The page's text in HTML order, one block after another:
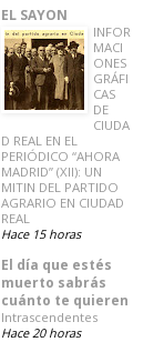
EL SAYON
INFOR
MACI
ONES
GRÁFI
CAS
DE
CIUDA
D REAL EN EL
PERIÓDICO “AHORA
MADRID” (XII): UN
MITIN DEL PARTIDO
AGRARIO EN CIUDAD
REAL
Hace 15 horas
El día que estés
muerto sabrás
cuánto te quieren
Intrascendentes
Hace 20 horas